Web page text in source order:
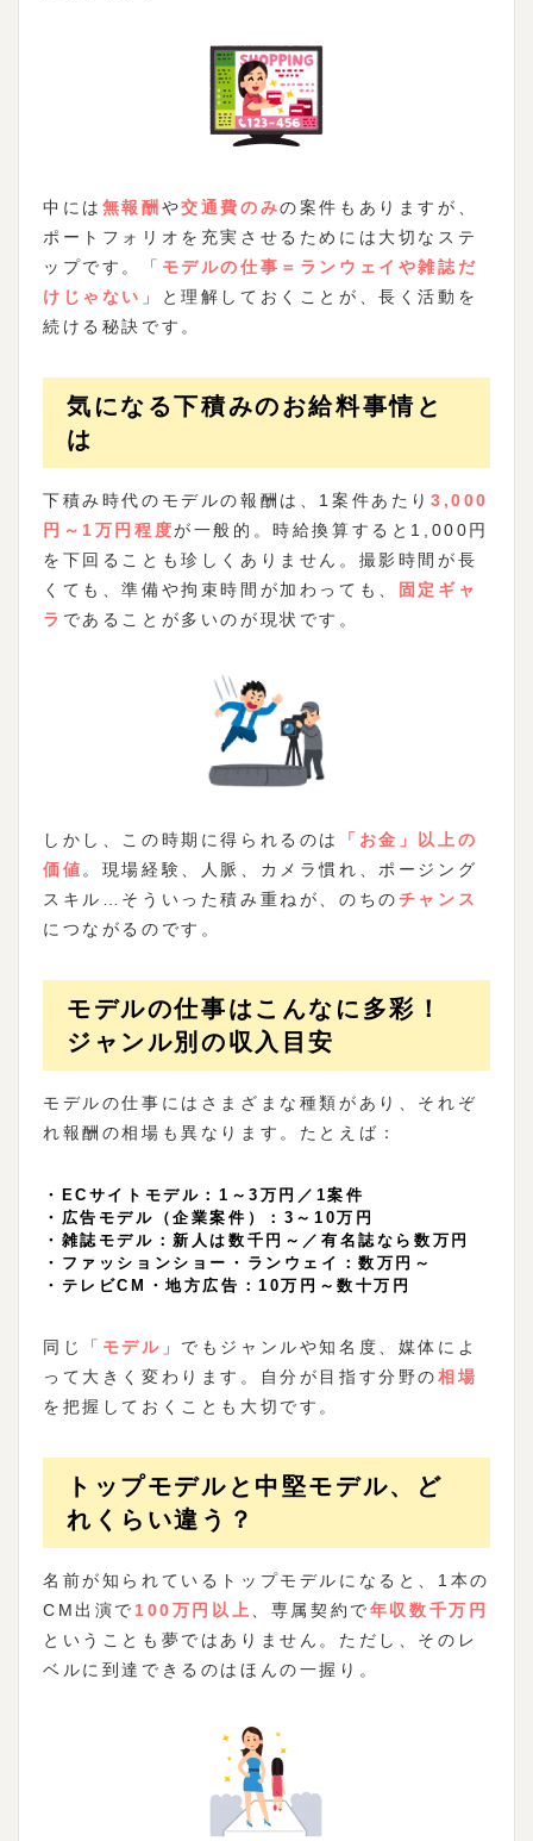
中には 無報酬 や交通費のみの案件もありますが、
ポートフォリオを充実させるためには大切なステ
ップです。「 モデルの仕事＝ランウェイや雑誌だ
けじゃない 」と理解しておくことが、長く活動を
続ける秘訣です。
気になる下積みのお給料事情と
は
下積み時代のモデルの報酬は、1案件あたり 3,000
円～1万円程度が一般的。時給換算すると1,000円
を下回ることも珍しくありません。撮影時間が長
くても、準備や拘束時間が加わっても、
固定ギャ
ラ であることが多いのが現状です。
しかし、この時期に得られるのは
「お金」以上の
価値 。現場経験、人脈、カメラ慣れ、ポージング
スキル…そういった積み重ねが、のちのチャンス
につながるのです。
モデルの仕事はこんなに多彩！
ジャンル別の収入目安
モデルの仕事にはさまざまな種類があり、それぞ
れ報酬の相場も異なります。たとえば：
・ECサイトモデル：1～3万円／1案件
・広告モデル（企業案件）：3～10万円
・雑誌モデル：新人は数千円～／有名誌なら数万円
・ファッションショー・ランウェイ：数万円～
・テレビCM・地方広告：10万円～数十万円
同じ「 モデル 」でもジャンルや知名度、媒体によ
って大きく変わります。自分が目指す分野の相場
を把握しておくことも大切です。
トップモデルと中堅モデル、ど
れくらい違う？
名前が知られているトップモデルになると、1本の
CM出演で 100万円以上 、専属契約で年収数千万円
ということも夢ではありません。ただし、そのレ
ベルに到達できるのはほんの一握り。